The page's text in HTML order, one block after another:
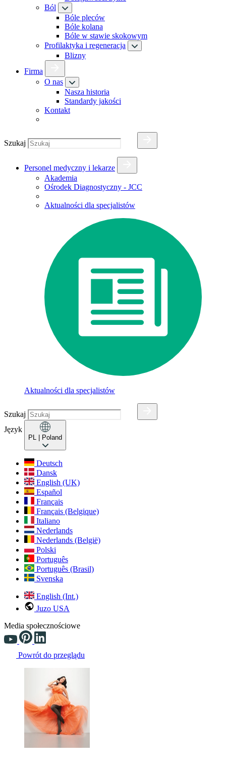
Ból
Bóle pleców
Bóle kolana
Bóle w stawie skokowym
Profilaktyka i regeneracja
Blizny
Firma
O nas
Nasza historia
Standardy jakości
Kontakt
Szukaj
Personel medyczny i lekarze
Akademia
Ośrodek Diagnostyczny - JCC
Aktualności dla specjalistów
Aktualności dla specjalistów
Szukaj
Język
PL | Poland
Deutsch
Dansk
English (UK)
Español
Français
Français (Belgique)
Italiano
Nederlands
Nederlands (België)
Polski
Português
Português (Brasil)
Svenska
English (Int.)
Juzo USA
Media społecznościowe
Powrót do przeglądu